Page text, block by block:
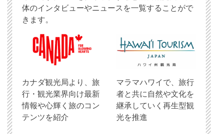
体のインタビューやニュースを一覧することがで
きます。
​カナダ観光局より、旅
行・観光業界向け最新
情報や心輝く旅のコン
テンツを紹介
マラマハワイで、旅行
者と共に自然や文化を
継承していく再生型観
光を推進